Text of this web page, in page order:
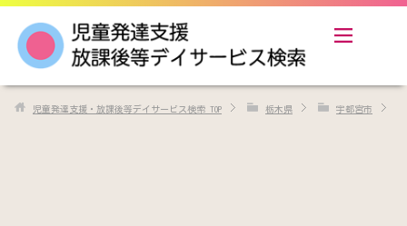
児童発達支援・放課後等デイサービス検索 TOP 栃木県 宇都宮市